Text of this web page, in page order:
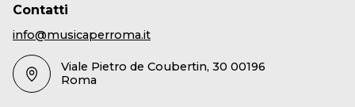
Contatti
info@musicaperroma.it
Viale Pietro de Coubertin, 30 00196
Roma